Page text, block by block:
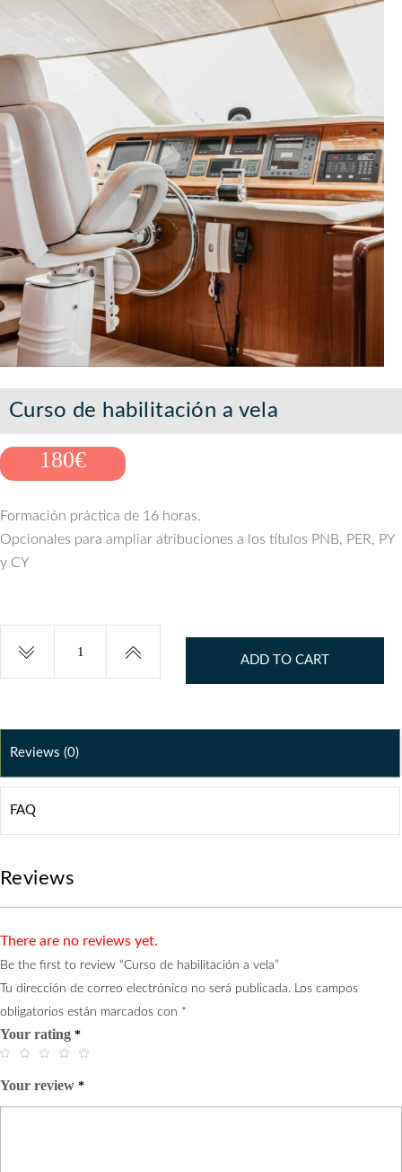
Curso de habilitación a vela
180€
Formación práctica de 16 horas.
Opcionales para ampliar atribuciones a los títulos PNB, PER, PY
y CY
habilitación
vela
quantity
ADD TO CART
Reviews (0)
FAQ
Reviews
There are no reviews yet.
Be the first to review “Curso de habilitación a vela”
Tu dirección de correo electrónico no será publicada. Los campos
obligatorios están marcados con *
Your rating *
Your review *